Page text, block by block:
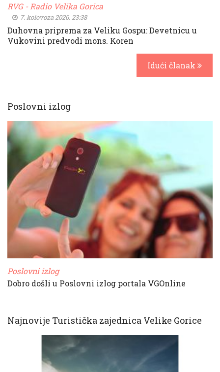
RVG - Radio Velika Gorica
7. kolovoza 2026. 23:38
Duhovna priprema za Veliku Gospu: Devetnicu u
Vukovini predvodi mons. Koren
Idući članak
Poslovni izlog
Poslovni izlog
Dobro došli u Poslovni izlog portala VGOnline
Najnovije Turistička zajednica Velike Gorice